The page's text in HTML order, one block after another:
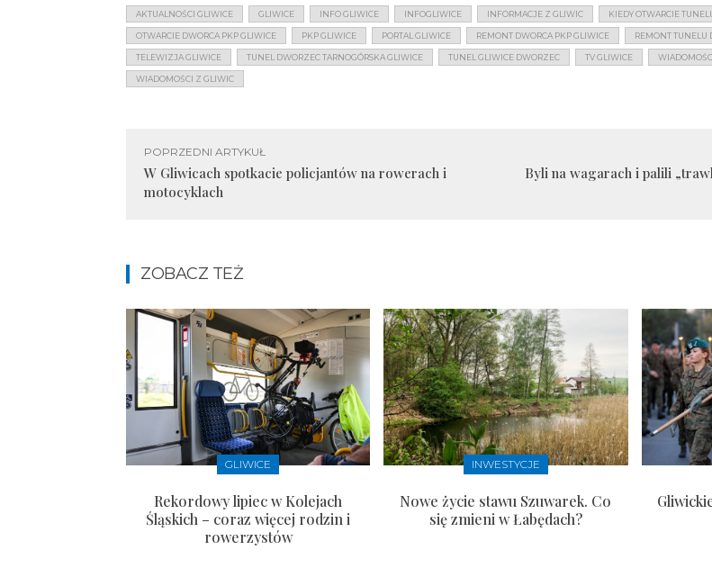
AKTUALNOŚCI GLIWICE GLIWICE INFO GLIWICE INFOGLIWICE INFORMACJE Z GLIWIC KIEDY OTWARCIE
OTWARCIE DWORCA PKP GLIWICE PKP GLIWICE PORTAL GLIWICE REMONT DWORCA PKP GLIWICE REMONT TUNELU
TELEWIZJA GLIWICE TUNEL DWORZEC TARNOGÓRSKA GLIWICE TUNEL GLIWICE DWORZEC TV GLIWICE
WIADOMOŚCI Z GLIWIC
POPRZEDNI ARTYKUŁ
W Gliwicach spotkacie policjantów na rowerach i
motocyklach
Byli na wagarach i palili
ZOBACZ TEŻ
GLIWICE
Rekordowy lipiec w Kolejach
Śląskich – coraz więcej rodzin i
rowerzystów
INWESTYCJE
Nowe życie stawu Szuwarek. Co
się zmieni w Łabędach?